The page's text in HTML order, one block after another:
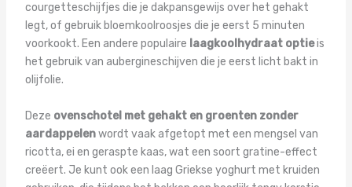
courgetteschijfjes die je dakpansgewijs over het gehakt
legt, of gebruik bloemkoolroosjes die je eerst 5 minuten
voorkookt. Een andere populaire laagkoolhydraat optieis
het gebruik van aubergineschijven die je eerst licht bakt in
olijfolie.
Deze ovenschotel met gehakt en groenten zonder
aardappelenwordt vaak afgetopt met een mengsel van
ricotta, ei en geraspte kaas, wat een soort gratine-effect
creëert. Je kunt ook een laag Griekse yoghurt met kruiden